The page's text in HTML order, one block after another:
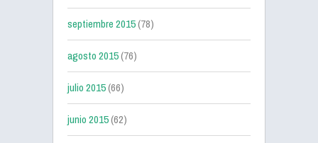
septiembre 2015(78)
agosto 2015(76)
julio 2015(66)
junio 2015(62)